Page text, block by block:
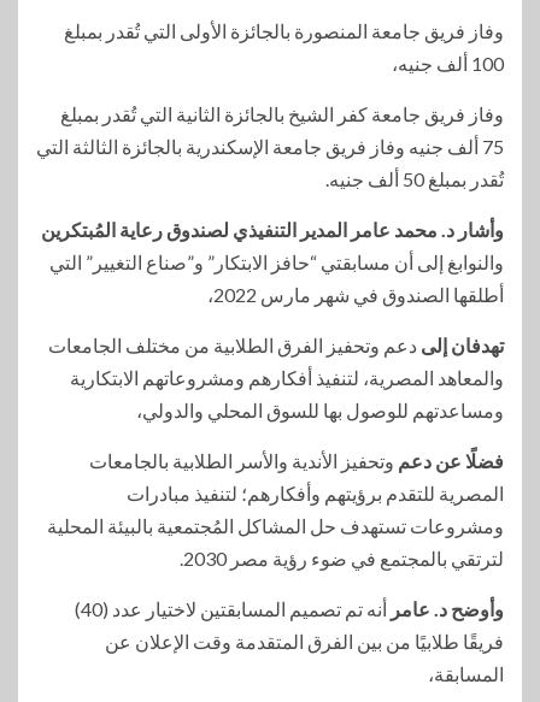
وفاز فريق جامعة المنصورة بالجائزة الأولى التي تُقدر بمبلغ
100 ألف جنيه،
وفاز فريق جامعة كفر الشيخ بالجائزة الثانية التي تُقدر بمبلغ
75 ألف جنيه وفاز فريق جامعة الإسكندرية بالجائزة الثالثة التي
تُقدر بمبلغ 50 ألف جنيه.
وأشار د. محمد عامر المدير التنفيذي لصندوق رعاية المُبتكرين
والنوابغ إلى أن مسابقتي “حافز الابتكار” و”صناع التغيير” التي
أطلقها الصندوق في شهر مارس 2022،
تهدفان إلى دعم وتحفيز الفرق الطلابية من مختلف الجامعات
والمعاهد المصرية، لتنفيذ أفكارهم ومشروعاتهم الابتكارية
ومساعدتهم للوصول بها للسوق المحلي والدولي،
فضلًا عن دعم وتحفيز الأندية والأسر الطلابية بالجامعات
المصرية للتقدم برؤيتهم وأفكارهم؛ لتنفيذ مبادرات
ومشروعات تستهدف حل المشاكل المُجتمعية بالبيئة المحلية
لترتقي بالمجتمع في ضوء رؤية مصر 2030.
وأوضح د. عامر
أنه تم تصميم المسابقتين لاختيار عدد (40)
فريقًا طلابيًا من بين الفرق المتقدمة وقت الإعلان عن
المسابقة،